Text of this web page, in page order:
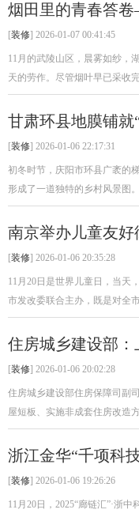
烟田里的青春答
[装修] 2026-01-07 00:41:45
11月的武陵山区，晨雾如纱，
天的劳作。尽管烟叶早已采收
甘肃环县地膜铺就
[装修] 2026-01-06 22:17:31
初冬时节，庆阳市环县广袤的
形成了一道独特的乡村风景图
南京举办儿童友
[装修] 2026-01-06 20:35:28
11月20日是世界儿童日，当天
市发改委联合主办，既是对全
住房城乡建设部
[装修] 2026-01-06 20:02:28
住房城乡建设部住房保障司副
屋短板、实施非成套住房改造
浙江金华“千项科
[装修] 2026-01-06 19:26:26
11月20日，2025“廊链汇”·浙